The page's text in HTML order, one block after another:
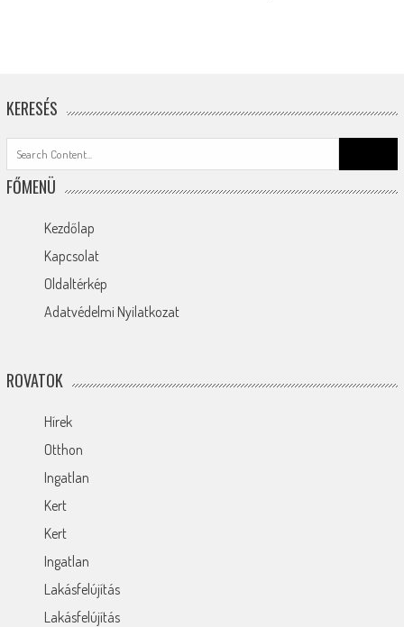
KERESÉS
FŐMENÜ
Kezdőlap
Kapcsolat
Oldaltérkép
Adatvédelmi Nyilatkozat
ROVATOK
Hírek
Otthon
Ingatlan
Kert
Kert
Ingatlan
Lakásfelújítás
Lakásfelújítás